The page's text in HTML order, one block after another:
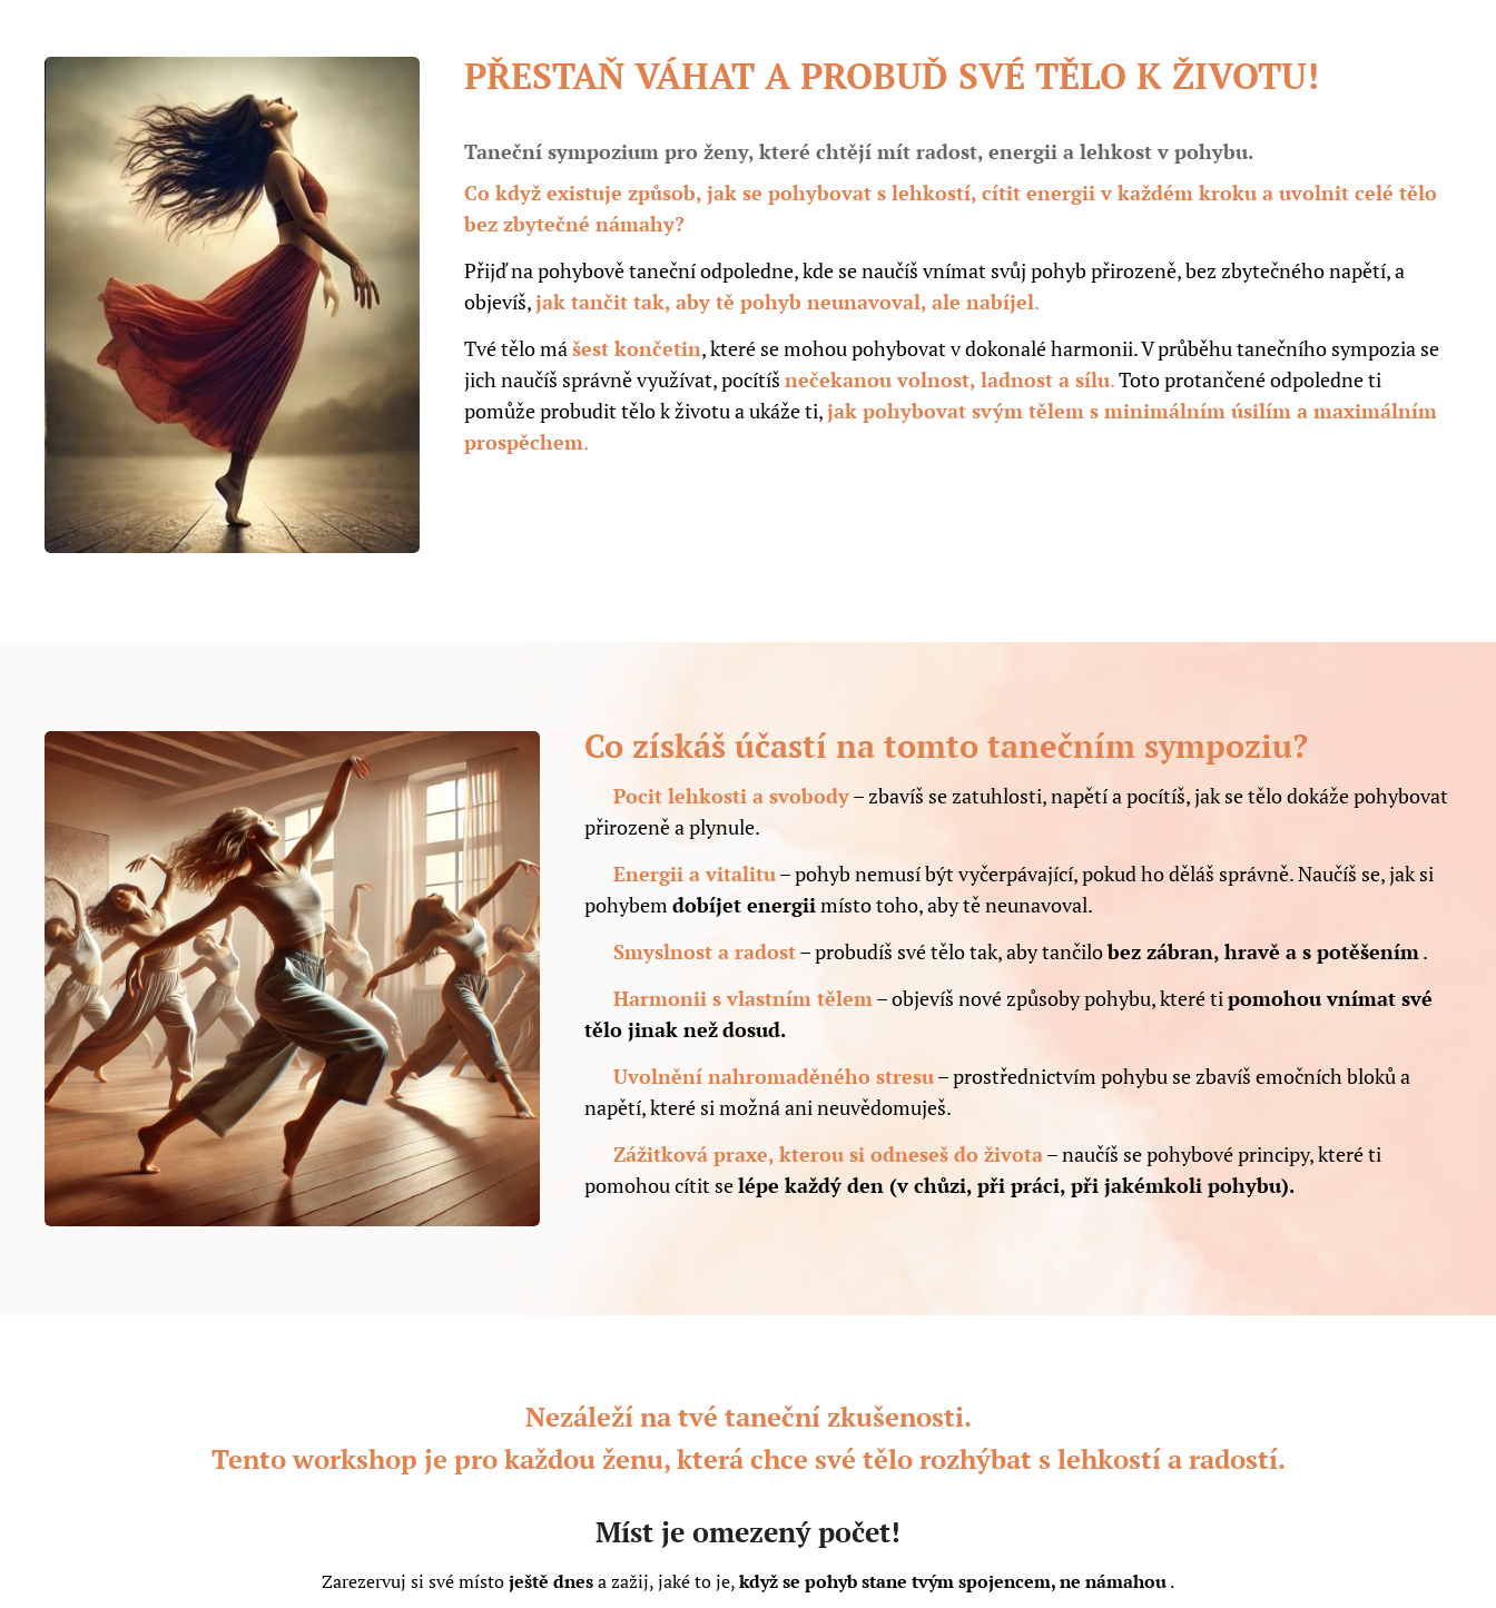
PŘESTAŇ VÁHAT A PROBUĎ SVÉ TĚLO K ŽIVOTU!
Taneční sympozium pro ženy, které chtějí mít radost, energii a lehkost v pohybu.
Co když existuje způsob, jak se pohybovat s lehkostí, cítit energii v každém kroku a uvolnit celé tělo
bez zbytečné námahy?
Přijď na pohybově taneční odpoledne, kde se naučíš vnímat svůj pohyb přirozeně, bez zbytečného napětí, a
objevíš,jak tančit tak, aby tě pohyb neunavoval, ale nabíjel.
Tvé tělo mášest končetin, které se mohou pohybovat v dokonalé harmonii. V průběhu tanečního sympozia se
jich naučíš správně využívat, pocítíš nečekanou volnost, ladnost a sílu.Toto protančené odpoledne ti
pomůže probudit tělo k životu a ukáže ti,jak pohybovat svým tělem s minimálním úsilím a maximálním
prospěchem.
Co získáš účastí na tomto tanečním sympoziu?
✨Pocit lehkosti a svobody– zbavíš se zatuhlosti, napětí a pocítíš, jak se tělo dokáže pohybovat
přirozeně a plynule.
⚡Energii a vitalitu– pohyb nemusí být vyčerpávající, pokud ho děláš správně. Naučíš se, jak si
pohybemdobíjet energiimísto toho, aby tě neunavoval.
💃Smyslnost a radost– probudíš své tělo tak, aby tančilobez zábran, hravě a s potěšením.
🌊Harmonii s vlastním tělem– objevíš nové způsoby pohybu, které tipomohou vnímat své
tělo jinak neždosud.
🔥Uvolnění nahromaděného stresu– prostřednictvím pohybu se zbavíš emočních bloků a
napětí, které si možná ani neuvědomuješ.
🌟Zážitková praxe, kterou si odneseš do života– naučíš se pohybové principy, které ti
pomohou cítit selépe každý den (v chůzi, při práci, při jakémkoli pohybu).
Nezáleží na tvé taneční zkušenosti.
Tento workshop je pro každou ženu, která chce své tělo rozhýbat s lehkostí a radostí.
Míst je omezený počet!
Zarezervuj si své místoještě dnesa zažij, jaké to je,když se pohyb stane tvým spojencem, ne námahou.